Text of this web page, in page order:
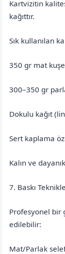
Kartvizitin
kağıttır.
Sık kullanılan
350 gr mat kuşe
300–350 gr
Dokulu kağıt
Sert kaplama
Kalın ve
7. Baskı
Profesyonel bir
edilebilir:
Mat/Parlak